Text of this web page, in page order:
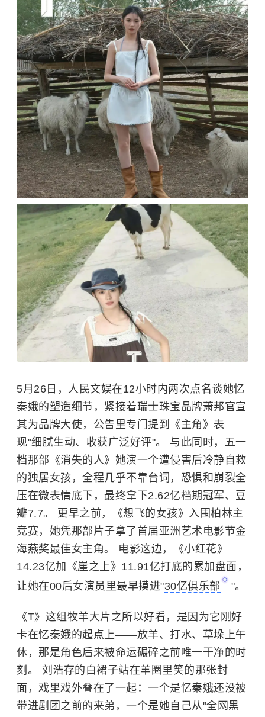
5月26日，人民文娱在12小时内两次点名谈她忆
秦娥的塑造细节，紧接着瑞士珠宝品牌萧邦官宣
其为品牌大使，公告里专门提到《主角》表
现"细腻生动、收获广泛好评"。 与此同时，五一
档那部《消失的人》她演一个遭侵害后冷静自救
的独居女孩，全程几乎不靠台词，恐惧和崩裂全
压在微表情底下，最终拿下2.62亿档期冠军、豆
瓣7.7。 更早之前，《想飞的女孩》入围柏林主
竞赛，她凭那部片子拿了首届亚洲艺术电影节金
海燕奖最佳女主角。 电影这边，《小红花》
14.23亿加《崖之上》11.91亿打底的累加盘面，
让她在00后女演员里最早摸进"30亿俱乐部 "。
《T》这组牧羊大片之所以好看，是因为它刚好
卡在忆秦娥的起点上——放羊、打水、草垛上午
休，那是角色后来被命运碾碎之前唯一干净的时
刻。 刘浩存的白裙子站在羊圈里笑的那张封
面，戏里戏外叠在了一起：一个是忆秦娥还没被
带进剧团之前的来弟，一个是她自己从"全网黑